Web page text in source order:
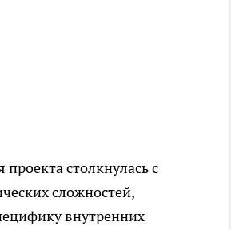
проекта столкнулась с
сложностей,
внутренних